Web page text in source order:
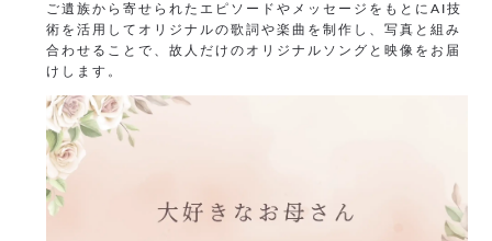
ご遺族から寄せられたエピソードやメッセージをもとにAI技
術を活用してオリジナルの歌詞や楽曲を制作し、写真と組み
合わせることで、故人だけのオリジナルソングと映像をお届
けします。